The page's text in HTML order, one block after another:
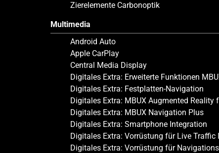
Zierelemente Carbonoptik
Multimedia
Android Auto
Apple CarPlay
Central Media Display
Digitales Extra: Erweiterte Funktionen
Digitales Extra: Festplatten-Navigation
Digitales Extra: MBUX Augmented Reality
Digitales Extra: MBUX Navigation Plus
Digitales Extra: Smartphone Integration
Digitales Extra: Vorrüstung für Live Traffic
Digitales Extra: Vorrüstung für